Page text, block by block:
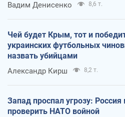
Вадим Денисенко 8,6 т.
Чей будет Крым, тот и
украинских футбольных
назвать убийцами
Александр Кирш 8,2 т.
Запад проспал угрозу:
проверить НАТО войной